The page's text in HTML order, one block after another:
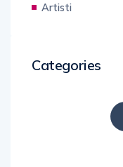
Artisti
Categories